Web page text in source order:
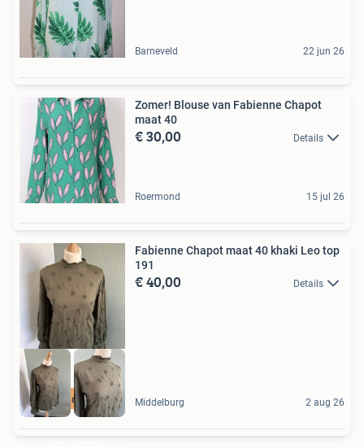
Barneveld 22 jun 26
Zomer! Blouse van Fabienne Chapot
maat 40
€ 30,00 Details
Roermond 15 jul 26
Leo top 40
Fabienne Chapot maat 40 khaki Leo top
191
€ 40,00 Details
Middelburg 2 aug 26